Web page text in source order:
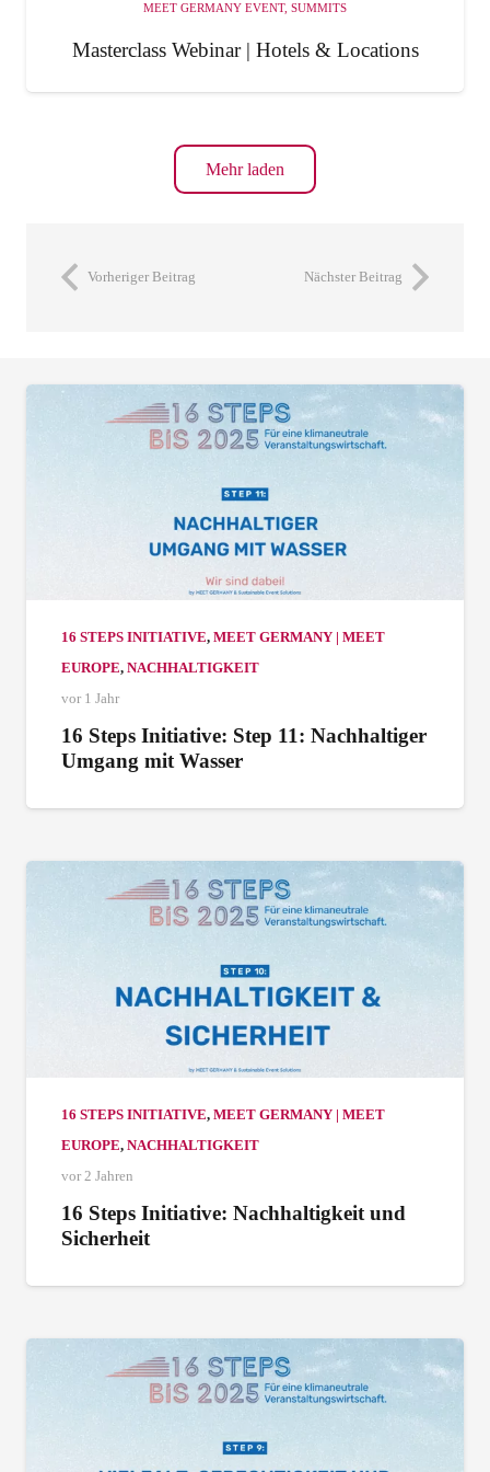
MEET GERMANY EVENT, SUMMITS
Masterclass Webinar | Hotels & Locations
Mehr laden
Vorheriger Beitrag Nächster Beitrag
16 STEPS INITIATIVE, MEET GERMANY | MEET
EUROPE, NACHHALTIGKEIT
vor 1 Jahr
16 Steps Initiative: Step 11: Nachhaltiger
Umgang mit Wasser
16 STEPS INITIATIVE, MEET GERMANY | MEET
EUROPE, NACHHALTIGKEIT
vor 2 Jahren
16 Steps Initiative: Nachhaltigkeit und
Sicherheit